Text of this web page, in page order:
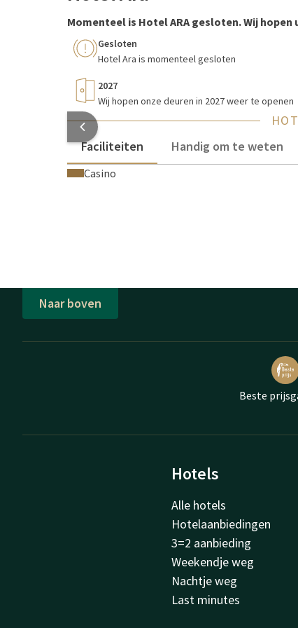
Momenteel is Hotel ARA gesloten. Wij
Gesloten
Hotel Ara is momenteel gesloten
2027
Wij hopen onze deuren in 2027 weer te openen
Faciliteiten
Handig om te weten
Casino
Naar boven
Beste
Hotels
Alle hotels
Hotelaanbiedingen
3=2 aanbieding
Weekendje weg
Nachtje weg
Last minutes